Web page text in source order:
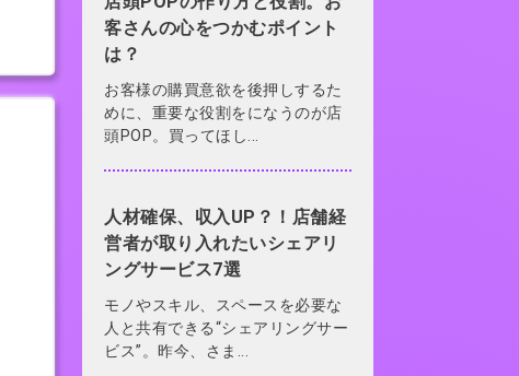
客さんの心をつかむポイント
は？
お客様の購買意欲を後押しするた
めに、重要な役割をになうのが店
頭POP。買ってほし...
人材確保、収入UP？！店舗経
営者が取り入れたいシェアリ
ングサービス7選
モノやスキル、スペースを必要な
人と共有できる“シェアリングサー
ビス”。昨今、さま...